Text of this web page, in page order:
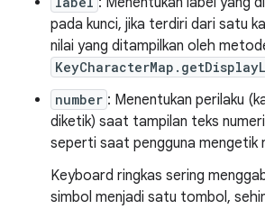
pada kunci, jika terdiri dari satu
nilai yang ditampilkan oleh
number : Menentukan perilaku
diketik) saat tampilan teks
seperti saat pengguna mengetik
Keyboard ringkas sering
simbol menjadi satu tombol,